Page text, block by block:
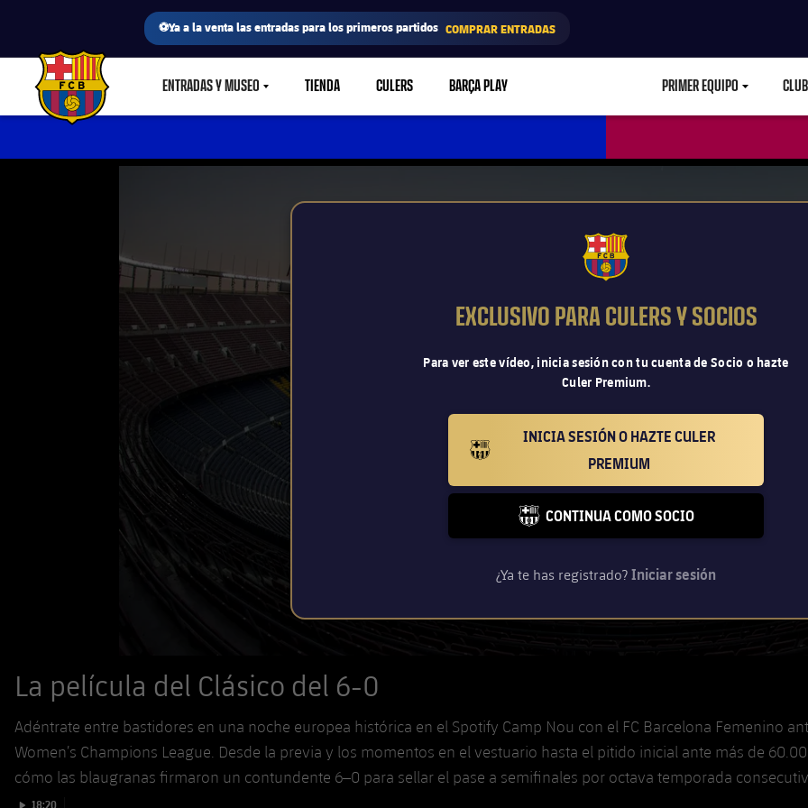
⚽Ya a la venta las entradas para los primeros partidos COMPRAR ENTRADAS
FC Barcelona club badge ENTRADAS Y MUSEOLABEL.SHARE.CARETDOWN
TIENDA CULERS BARÇA PLAY PRIMER EQUIPO CLUB
FCB Barcelona badge
EXCLUSIVO PARA CULERS Y SOCIOS
Para ver este vídeo, inicia sesión con tu cuenta de Socio o hazte
Culer Premium.
BARCELONA BADGE GOLD
INICIA SESIÓN O HAZTE CULER
PREMIUM
CONTINUA COMO SOCIO
¿Ya te has registrado? Iniciar sesión
La película del Clásico del 6-0
Adéntrate entre bastidores en una noche europea histórica en el Spotify Camp Nou con el FC Barcelona Femenino
Women’s Champions League. Desde la previa y los momentos en el vestuario hasta el pitido inicial ante más de
cómo las blaugranas firmaron un contundente 6–0 para sellar el pase a semifinales por octava temporada
Iniciar vídeo
18:20